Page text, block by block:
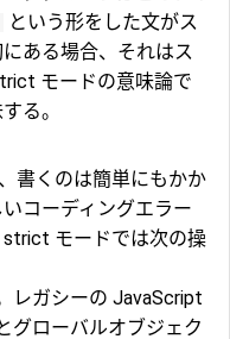
という形をした文がス
ある場合、それはス
モードの意味論で
る。
書くのは簡単にもかか
コーディングエラー
モードでは次の操
レガシーの JavaScript
グローバルオブジェク